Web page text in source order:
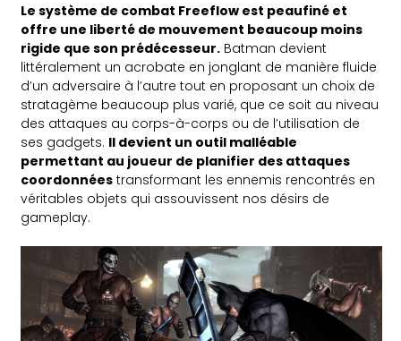
Le système de combat Freeflow est peaufiné et
offre une liberté de mouvement beaucoup moins
rigide que son prédécesseur. Batman devient
littéralement un acrobate en jonglant de manière fluide
d’un adversaire à l’autre tout en proposant un choix de
stratagème beaucoup plus varié, que ce soit au niveau
des attaques au corps-à-corps ou de l’utilisation de
ses gadgets. Il devient un outil malléable
permettant au joueur de planifier des attaques
coordonnées transformant les ennemis rencontrés en
véritables objets qui assouvissent nos désirs de
gameplay.